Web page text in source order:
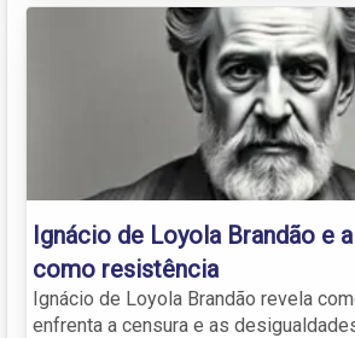
Ignácio de Loyola Brandão e
como resistência
Ignácio de Loyola Brandão revela
enfrenta a censura e as